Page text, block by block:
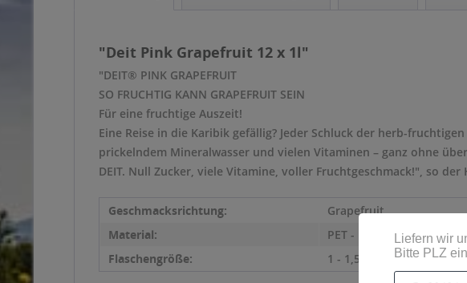
"Deit Pink Grapefruit 12 x 1l"
"DEIT® PINK GRAPEFRUIT
SO FRUCHTIG KANN GRAPEFRUIT SEIN
Für eine fruchtige Auszeit!
Eine Reise in die Karibik gefällig? Jeder Schluck der herb-
prickelndem Mineralwasser und vielen Vitaminen – ganz ohne
DEIT. Null Zucker, viele Vitamine, voller Fruchtgeschmack!", so der
Geschmacksrichtung:
Grapefruit
Material:
PET - Mehrweg
Flaschengröße:
1 - 1,5 l